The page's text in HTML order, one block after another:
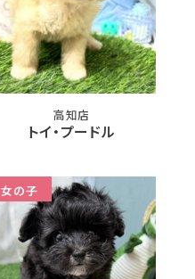
高知店
トイ・プードル
女の子